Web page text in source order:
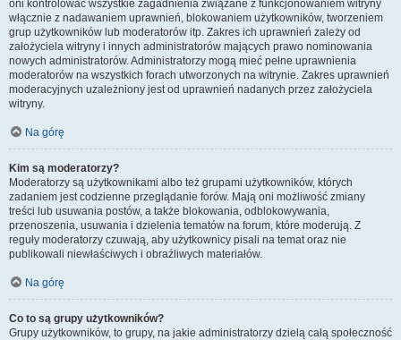
oni kontrolować wszystkie zagadnienia związane z funkcjonowaniem witryny
włącznie z nadawaniem uprawnień, blokowaniem użytkowników, tworzeniem
grup użytkowników lub moderatorów itp. Zakres ich uprawnień zależy od
założyciela witryny i innych administratorów mających prawo nominowania
nowych administratorów. Administratorzy mogą mieć pełne uprawnienia
moderatorów na wszystkich forach utworzonych na witrynie. Zakres uprawnień
moderacyjnych uzależniony jest od uprawnień nadanych przez założyciela
witryny.
Na górę
Kim są moderatorzy?
Moderatorzy są użytkownikami albo też grupami użytkowników, których
zadaniem jest codzienne przeglądanie forów. Mają oni możliwość zmiany
treści lub usuwania postów, a także blokowania, odblokowywania,
przenoszenia, usuwania i dzielenia tematów na forum, które moderują. Z
reguły moderatorzy czuwają, aby użytkownicy pisali na temat oraz nie
publikowali niewłaściwych i obraźliwych materiałów.
Na górę
Co to są grupy użytkowników?
Grupy użytkowników, to grupy, na jakie administratorzy dzielą całą społeczność